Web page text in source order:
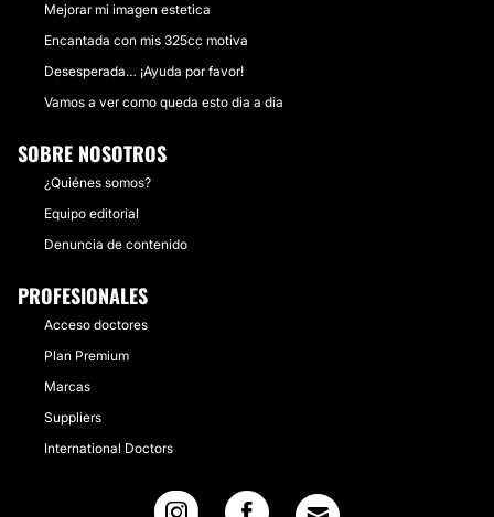
Mejorar mi imagen estetica
Encantada con mis 325cc motiva
Desesperada… ¡Ayuda por favor!
Vamos a ver como queda esto dia a dia
SOBRE NOSOTROS
¿Quiénes somos?
Equipo editorial
Denuncia de contenido
PROFESIONALES
Acceso doctores
Plan Premium
Marcas
Suppliers
International Doctors